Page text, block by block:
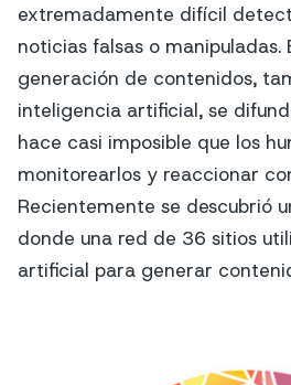
extremadamente difícil
noticias falsas o manipuladas.
generación de contenidos,
inteligencia artificial, se
hace casi imposible que los
monitorearlos y reaccionar
Recientemente se descubrió
donde una red de 36 sitios
artificial para generar